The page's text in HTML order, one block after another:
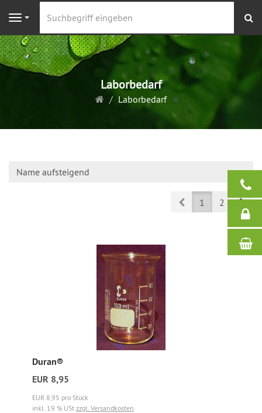
Navigation
Laborbedarf
Startseite
Laborbedarf
Name aufsteigend
Prev1 2
Duran®
EUR 8,95
EUR 8,95 pro Stück
inkl. 19 % USt zzgl. Versandkosten